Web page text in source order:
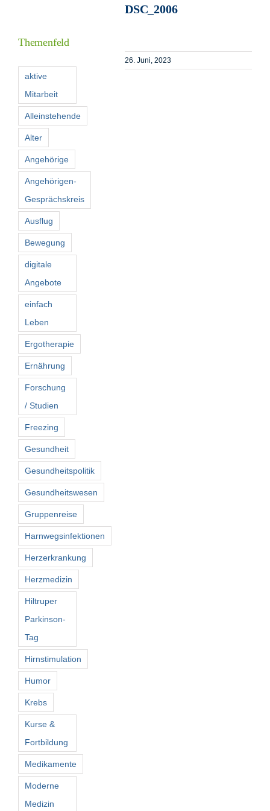
Kontakt
Suche
nach:
DSC_2006
26. Juni, 2023
Themenfeld
aktive
Mitarbeit
Alleinstehende
Alter
Angehörige
Angehörigen-
Gesprächskreis
Ausflug
Bewegung
digitale
Angebote
einfach
Leben
Ergotherapie
Ernährung
Forschung
/ Studien
Freezing
Gesundheit
Gesundheitspolitik
Gesundheitswesen
Gruppenreise
Harnwegsinfektionen
Herzerkrankung
Herzmedizin
Hiltruper
Parkinson-
Tag
Hirnstimulation
Humor
Krebs
Kurse &
Fortbildung
Medikamente
Moderne
Medizin